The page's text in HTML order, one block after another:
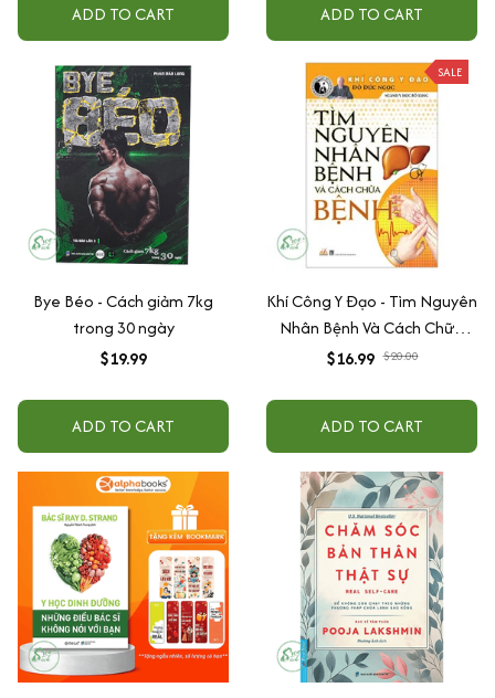
ADD TO CART ADD TO CART
Bye Béo - Cách giảm 7kg
trong 30 ngày
$19.99
ADD TO CART
SALE
Khí Công Y Đạo - Tìm Nguyên
Nhân Bệnh Và Cách Chữa
Bệnh - Đỗ Đức Ngọc
$16.99 $20.00
ADD TO CART